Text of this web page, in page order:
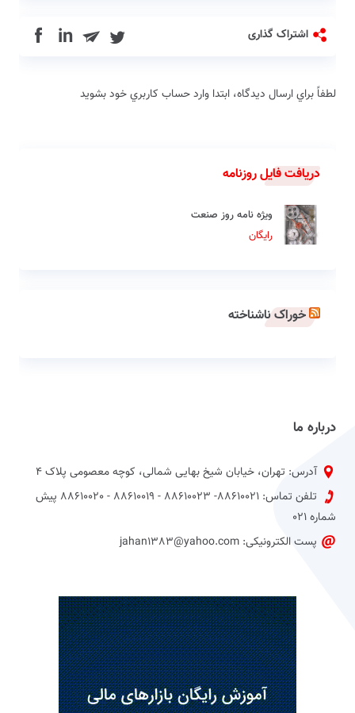
اشتراک گذاری in
لطفاً براي ارسال دیدگاه، ابتدا وارد حساب كاربري خود بشويد
دریافت فایل روزنامه
ویژه نامه روز صنعت
رایگان
خوراک ناشناخته
درباره ما
آدرس: تهران، خیابان شیخ بهایی شمالی، کوچه معصومی پلاک 4
تلفن تماس: 88610021- 88610023 - 88610019 - 88610020 پیش
شماره 021
پست الکترونیکی: jahan1383@yahoo.com